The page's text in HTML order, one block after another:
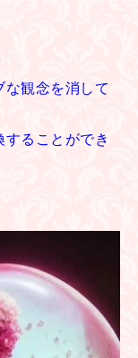
な観念を消して
することができ